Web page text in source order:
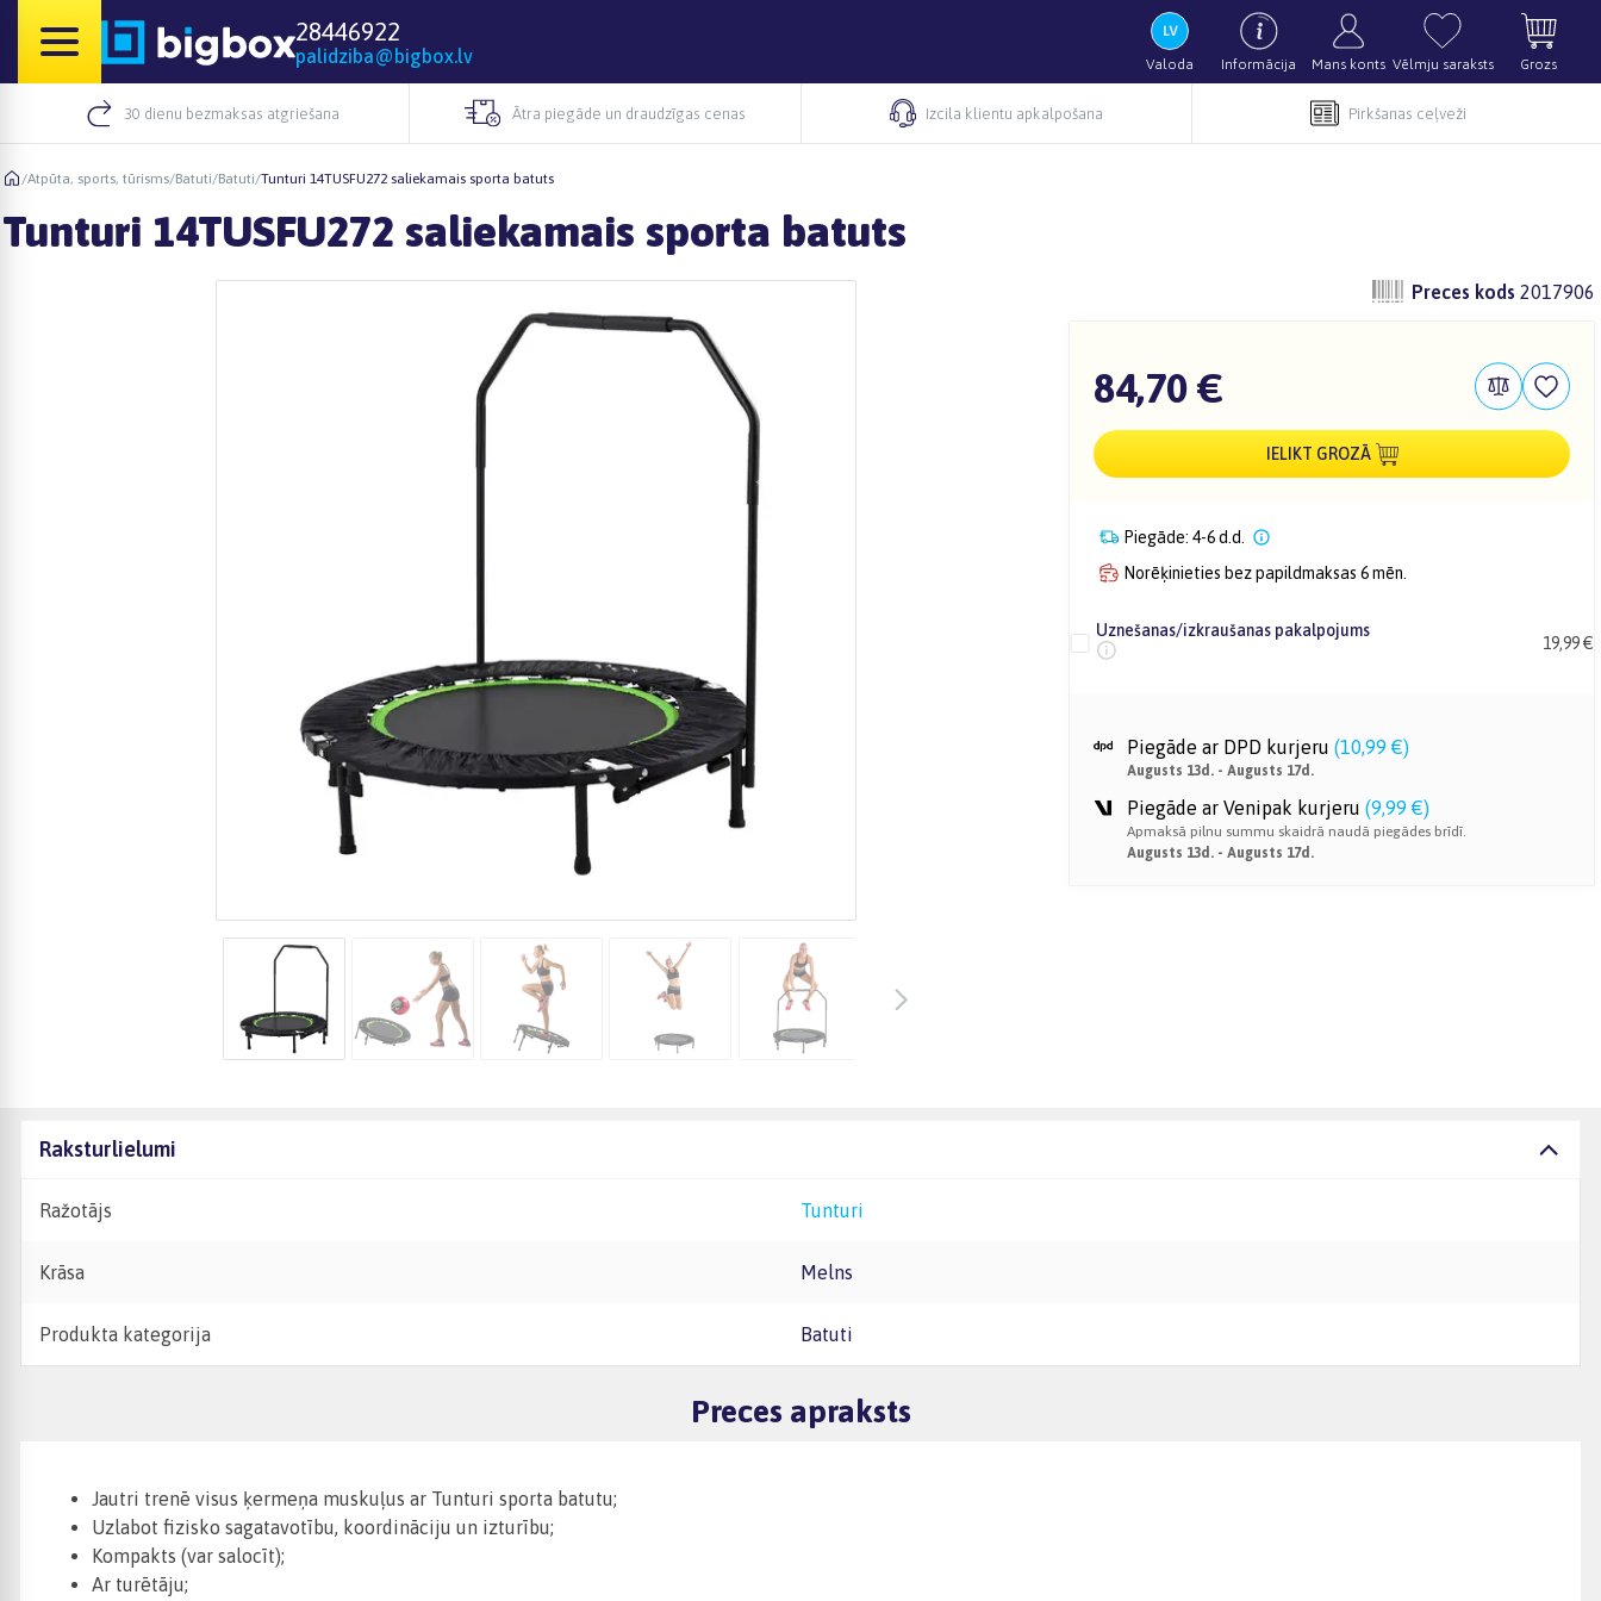
28446922
palidziba@bigbox.lv Valoda Informācija Mans konts Vēlmju saraksts Grozs
30 dienu bezmaksas atgriešana Ātra piegāde un draudzīgas cenas Izcila klientu apkalpošana Pirkšanas ceļveži
/Atpūta, sports, tūrisms/Batuti/Batuti/Tunturi 14TUSFU272 saliekamais sporta batuts
Tunturi 14TUSFU272 saliekamais sporta batuts
Preces kods 2017906
84,70 €
IELIKT GROZĀ
Piegāde: 4-6 d.d.
Norēķinieties bez papildmaksas 6 mēn.
Uznešanas/izkraušanas pakalpojums
19,99 €
Piegāde ar DPD kurjeru (10,99 €)
Augusts 13d. - Augusts 17d.
Piegāde ar Venipak kurjeru (9,99 €)
Apmaksā pilnu summu skaidrā naudā piegādes brīdī.
Augusts 13d. - Augusts 17d.
Raksturlielumi
Ražotājs Tunturi
Krāsa Melns
Produkta kategorija Batuti
Preces apraksts
Jautri trenē visus ķermeņa muskuļus ar Tunturi sporta batutu;
Uzlabot fizisko sagatavotību, koordināciju un izturību;
Kompakts (var salocīt);
Ar turētāju;